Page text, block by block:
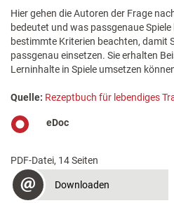
Hier gehen die Autoren der Frage
bedeutet und was passgenaue
bestimmte Kriterien beachten, damit
passgenau einsetzen. Sie erhalten
Lerninhalte in Spiele umsetzen
Quelle: Rezeptbuch für lebendiges
eDoc
PDF-Datei, 14 Seiten
Downloaden